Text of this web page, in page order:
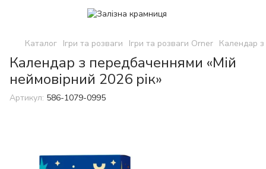
Каталог Ігри та розваги Ігри та розваги Orner Календар з
Календар з передбаченнями «Мій
неймовірний 2026 рік»
Артикул: 586-1079-0995